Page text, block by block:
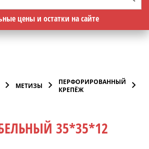
цены и остатки на сайте
МЕТИЗЫ
ПЕРФОРИРОВАННЫЙ
КРЕПЁЖ
35*35*12